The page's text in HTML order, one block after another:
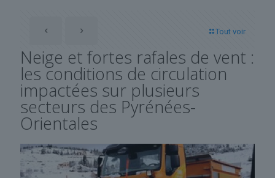
Tout voir
Neige et fortes rafales de vent :
les conditions de circulation
impactées sur plusieurs
secteurs des Pyrénées-
Orientales